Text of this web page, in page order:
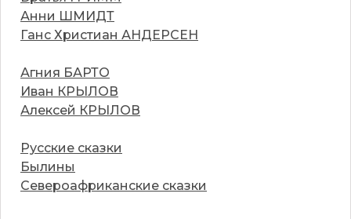
Анни ШМИДТ
Ганс Христиан АНДЕРСЕН
Агния БАРТО
Иван КРЫЛОВ
Алексей КРЫЛОВ
Русские сказки
Былины
Североафриканские сказки